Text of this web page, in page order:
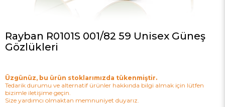
Rayban R0101S 001/82 59 Unisex Güneş
Gözlükleri
Üzgünüz, bu ürün stoklarımızda tükenmiştir.
Tedarik durumu ve alternatif ürünler hakkında bilgi almak için lütfen
bizimle iletişime geçin.
Size yardımcı olmaktan memnuniyet duyarız.